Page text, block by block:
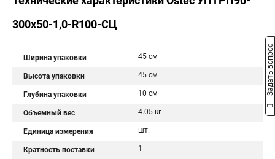
300х50-1,0-R100-СЦ
Ширина упаковки 45 см
Высота упаковки 45 см
Глубина упаковки 10 см
Объемный вес 4.05 кг
Единица измерения шт.
Кратность поставки 1
Задать вопрос